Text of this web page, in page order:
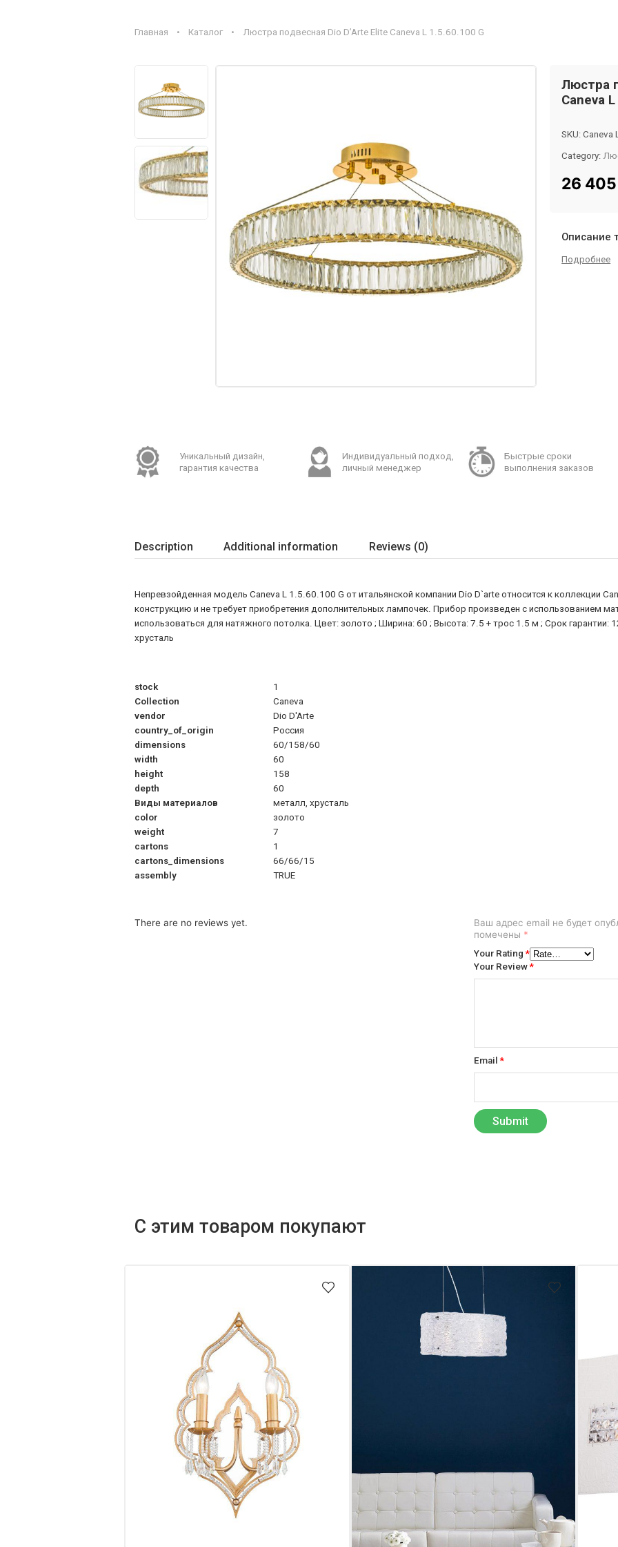
Главная • Каталог• Люстра подвесная Dio D’Arte Elite Caneva L 1.5.60.100 G
Люстра
Caneva
SKU: Caneva
Category:
Tag:
26 405
Описание
Подробнее
Уникальный дизайн,
гарантия качества
Индивидуальный подход,
личный менеджер
Быстрые сроки
выполнения заказов
Description Additional information Reviews (0)
Непревзойденная модель Caneva L 1.5.60.100 G от итальянской компании Dio D`arte относится к коллекции
конструкцию и не требует приобретения дополнительных лампочек. Прибор произведен с использованием
использоваться для натяжного потолка. Цвет: золото ; Ширина: 60 ; Высота: 7.5 + трос 1.5 м ; Срок гарантии:
хрусталь
stock
1
Collection
Caneva
vendor
Dio D'Arte
country_of_origin
Россия
dimensions
60/158/60
width
60
height
158
depth
60
Виды материалов
металл, хрусталь
color
золото
weight
7
cartons
1
cartons_dimensions
66/66/15
assembly
TRUE
There are no reviews yet. Ваш адрес email не будет
помечены *
Your Rating*
Your Review*
Email*
С этим товаром покупают